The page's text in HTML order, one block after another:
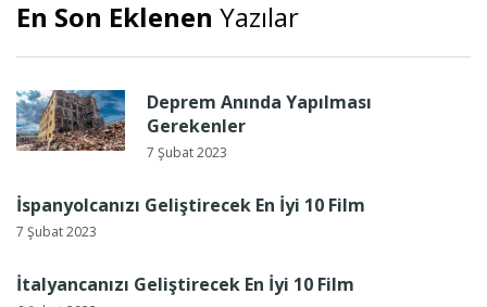
En Son Eklenen Yazılar
Deprem Anında Yapılması
Gerekenler
7 Şubat 2023
İspanyolcanızı Geliştirecek En İyi 10 Film
7 Şubat 2023
İtalyancanızı Geliştirecek En İyi 10 Film